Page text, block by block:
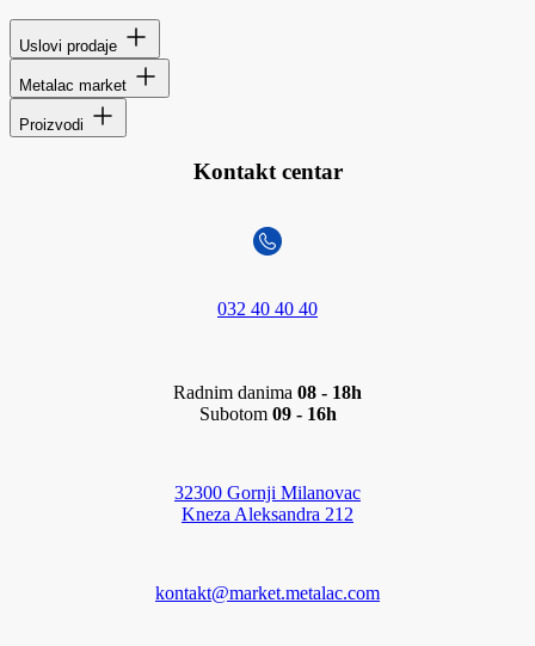
Uslovi prodaje
Metalac market
Proizvodi
Kontakt centar
032 40 40 40
Radnim danima 08 - 18h
Subotom 09 - 16h
32300 Gornji Milanovac
Kneza Aleksandra 212
kontakt@market.metalac.com